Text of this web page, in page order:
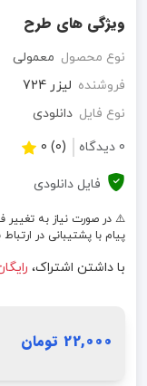
ویژگی های طرح
نوع محصول معمولی
فروشنده لیزر 724
نوع فایل دانلودی
0 دیدگاه
(0) 0
فایل دانلودی
⚠️ در صورت نیاز به تغییر
پیام با پشتیبانی در
با داشتن اشتراک،
22,000 تومان